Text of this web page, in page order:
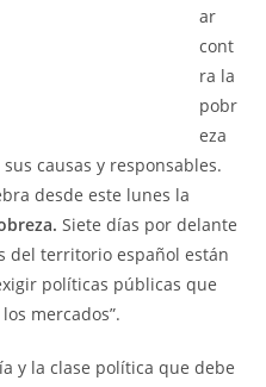
ar
cont
ra la
pobr
eza
causas y responsables.
desde este lunes la
Siete días por delante
del territorio español están
políticas públicas que
mercados”.
y la clase política que debe